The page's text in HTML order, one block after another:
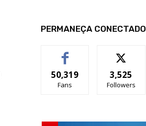
PERMANEÇA CONECTADO
50,319
Fans
3,525
Followers